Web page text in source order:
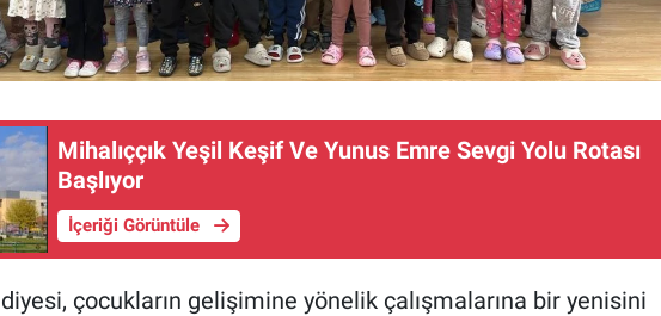
Mihalıççık Yeşil Keşif Ve Yunus Emre Sevgi Yolu Rotası
Başlıyor
İçeriği Görüntüle
çocukların gelişimine yönelik çalışmalarına bir yenisini